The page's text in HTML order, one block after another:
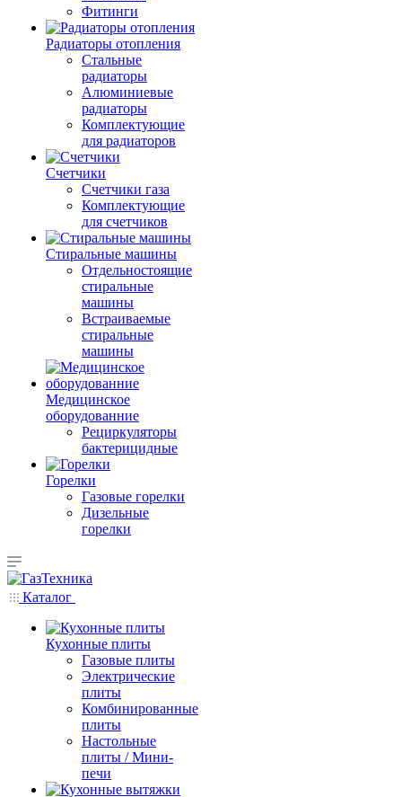
Фитинги
Радиаторы отопления
Стальные
радиаторы
Алюминиевые
радиаторы
Комплектующие
для радиаторов
Счетчики
Счетчики газа
Комплектующие
для счетчиков
Стиральные машины
Отдельностоящие
стиральные
машины
Встраиваемые
стиральные
машины
Медицинское
оборудованние
Рециркуляторы
бактерицидные
Горелки
Газовые горелки
Дизельные
горелки
Каталог
Кухонные плиты
Газовые плиты
Электрические
плиты
Комбинированные
плиты
Настольные
плиты / Мини-
печи